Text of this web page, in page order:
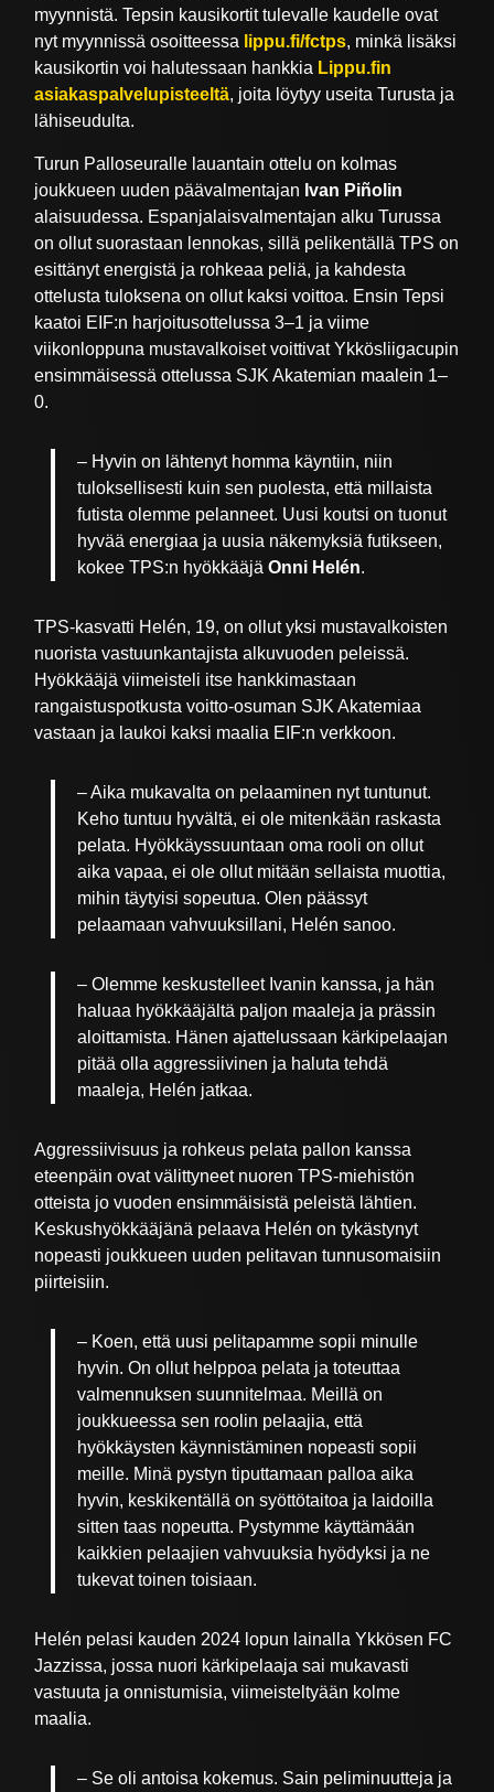
myynnistä. Tepsin kausikortit tulevalle kaudelle ovat
nyt myynnissä osoitteessa lippu.fi/fctps, minkä lisäksi
kausikortin voi halutessaan hankkia Lippu.fin
asiakaspalvelupisteeltä, joita löytyy useita Turusta ja
lähiseudulta.
Turun Palloseuralle lauantain ottelu on kolmas
joukkueen uuden päävalmentajan Ivan Piñolin
alaisuudessa. Espanjalaisvalmentajan alku Turussa
on ollut suorastaan lennokas, sillä pelikentällä TPS on
esittänyt energistä ja rohkeaa peliä, ja kahdesta
ottelusta tuloksena on ollut kaksi voittoa. Ensin Tepsi
kaatoi EIF:n harjoitusottelussa 3–1 ja viime
viikonloppuna mustavalkoiset voittivat Ykkösliigacupin
ensimmäisessä ottelussa SJK Akatemian maalein 1–
0.
– Hyvin on lähtenyt homma käyntiin, niin
tuloksellisesti kuin sen puolesta, että millaista
futista olemme pelanneet. Uusi koutsi on tuonut
hyvää energiaa ja uusia näkemyksiä futikseen,
kokee TPS:n hyökkääjäOnni Helén.
TPS-kasvatti Helén, 19, on ollut yksi mustavalkoisten
nuorista vastuunkantajista alkuvuoden peleissä.
Hyökkääjä viimeisteli itse hankkimastaan
rangaistuspotkusta voitto-osuman SJK Akatemiaa
vastaan ja laukoi kaksi maalia EIF:n verkkoon.
– Aika mukavalta on pelaaminen nyt tuntunut.
Keho tuntuu hyvältä, ei ole mitenkään raskasta
pelata. Hyökkäyssuuntaan oma rooli on ollut
aika vapaa, ei ole ollut mitään sellaista muottia,
mihin täytyisi sopeutua. Olen päässyt
pelaamaan vahvuuksillani, Helén sanoo.
– Olemme keskustelleet Ivanin kanssa, ja hän
haluaa hyökkääjältä paljon maaleja ja prässin
aloittamista. Hänen ajattelussaan kärkipelaajan
pitää olla aggressiivinen ja haluta tehdä
maaleja, Helén jatkaa.
Aggressiivisuus ja rohkeus pelata pallon kanssa
eteenpäin ovat välittyneet nuoren TPS-miehistön
otteista jo vuoden ensimmäisistä peleistä lähtien.
Keskushyökkääjänä pelaava Helén on tykästynyt
nopeasti joukkueen uuden pelitavan tunnusomaisiin
piirteisiin.
– Koen, että uusi pelitapamme sopii minulle
hyvin. On ollut helppoa pelata ja toteuttaa
valmennuksen suunnitelmaa. Meillä on
joukkueessa sen roolin pelaajia, että
hyökkäysten käynnistäminen nopeasti sopii
meille. Minä pystyn tiputtamaan palloa aika
hyvin, keskikentällä on syöttötaitoa ja laidoilla
sitten taas nopeutta. Pystymme käyttämään
kaikkien pelaajien vahvuuksia hyödyksi ja ne
tukevat toinen toisiaan.
Helén pelasi kauden 2024 lopun lainalla Ykkösen FC
Jazzissa, jossa nuori kärkipelaaja sai mukavasti
vastuuta ja onnistumisia, viimeisteltyään kolme
maalia.
– Se oli antoisa kokemus. Sain peliminuutteja ja